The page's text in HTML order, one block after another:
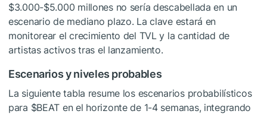
$3.000-$5.000 millones no sería descabellada en un
escenario de mediano plazo. La clave estará en
monitorear el crecimiento del TVL y la cantidad de
artistas activos tras el lanzamiento.
Escenarios y niveles probables
La siguiente tabla resume los escenarios probabilísticos
para $BEAT en el horizonte de 1-4 semanas, integrando